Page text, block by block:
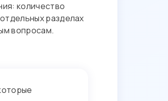
количество
разделах
вопросам.